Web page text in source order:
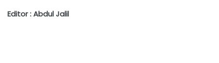
Editor : Abdul Jalil